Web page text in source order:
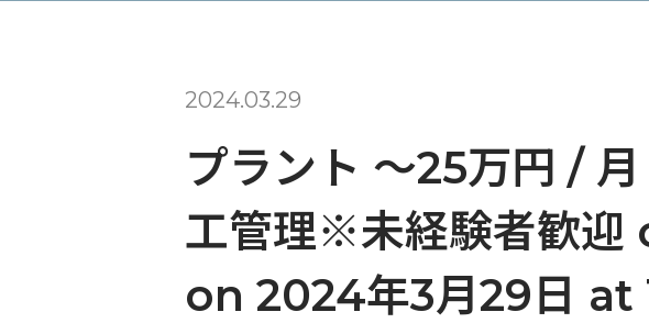
2024.03.29
プラント 〜25万円 /
工管理※未経験者歓
on 2024年3月29日 at